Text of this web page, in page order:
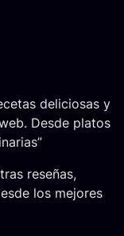
deliciosas y
Desde platos
reseñas,
los mejores